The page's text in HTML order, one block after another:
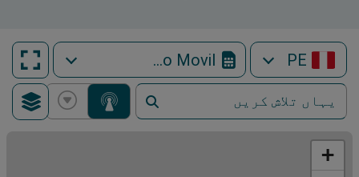
PE
Claro Movil
+